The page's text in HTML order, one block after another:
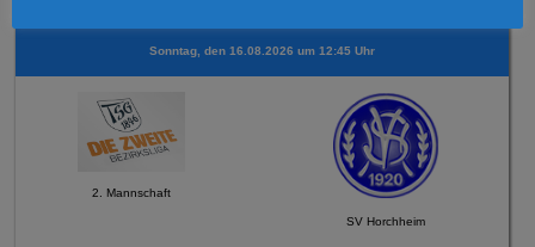
Sonntag, den 16.08.2026 um 12:45 Uhr
2. Mannschaft
SV Horchheim